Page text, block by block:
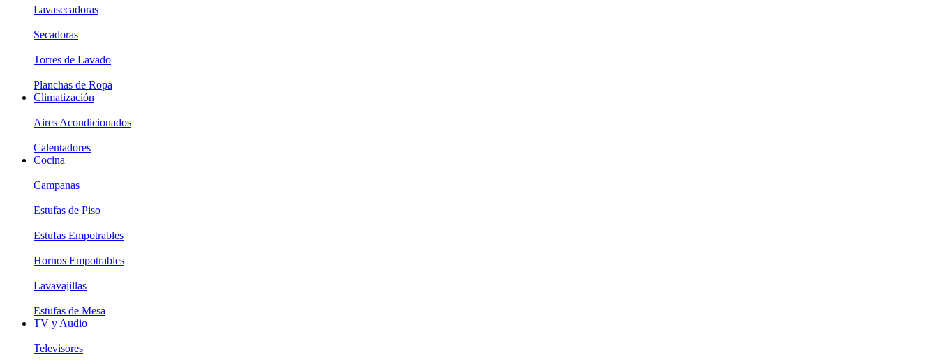
Lavasecadoras
Secadoras
Torres de Lavado
Planchas de Ropa
Climatización
Aires Acondicionados
Calentadores
Cocina
Campanas
Estufas de Piso
Estufas Empotrables
Hornos Empotrables
Lavavajillas
Estufas de Mesa
TV y Audio
Televisores